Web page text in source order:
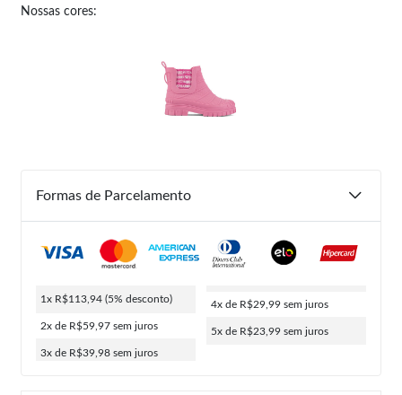
Nossas cores:
Formas de Parcelamento
1x R$113,94 (5% desconto)
2x de R$59,97 sem juros
3x de R$39,98 sem juros
4x de R$29,99 sem juros
5x de R$23,99 sem juros